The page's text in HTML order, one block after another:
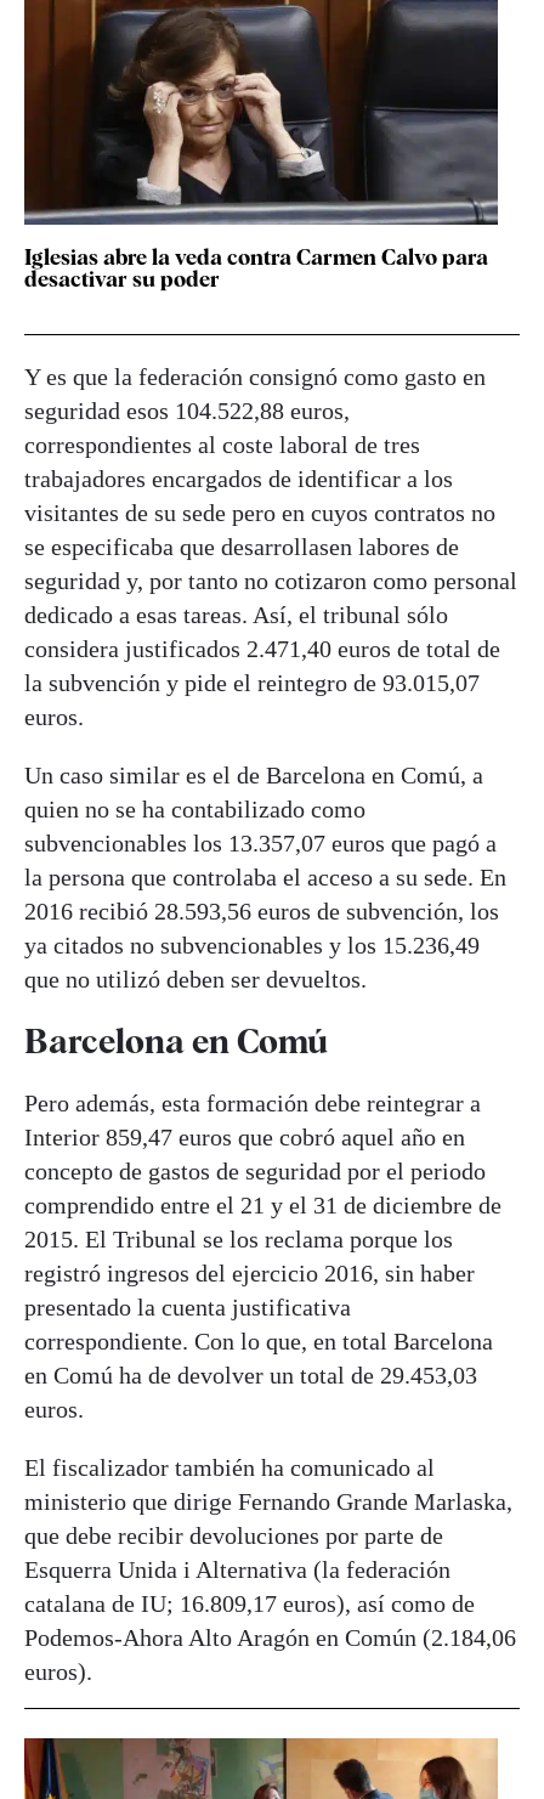
Iglesias abre la veda contra Carmen Calvo para
desactivar su poder
Y es que la federación consignó como gasto en
seguridad esos 104.522,88 euros,
correspondientes al coste laboral de tres
trabajadores encargados de identificar a los
visitantes de su sede pero en cuyos contratos no
se especificaba que desarrollasen labores de
seguridad y, por tanto no cotizaron como personal
dedicado a esas tareas. Así, el tribunal sólo
considera justificados 2.471,40 euros de total de
la subvención y pide el reintegro de 93.015,07
euros.
Un caso similar es el de Barcelona en Comú, a
quien no se ha contabilizado como
subvencionables los 13.357,07 euros que pagó a
la persona que controlaba el acceso a su sede. En
2016 recibió 28.593,56 euros de subvención, los
ya citados no subvencionables y los 15.236,49
que no utilizó deben ser devueltos.
Barcelona en Comú
Pero además, esta formación debe reintegrar a
Interior 859,47 euros que cobró aquel año en
concepto de gastos de seguridad por el periodo
comprendido entre el 21 y el 31 de diciembre de
2015. El Tribunal se los reclama porque los
registró ingresos del ejercicio 2016, sin haber
presentado la cuenta justificativa
correspondiente. Con lo que, en total Barcelona
en Comú ha de devolver un total de 29.453,03
euros.
El fiscalizador también ha comunicado al
ministerio que dirige Fernando Grande Marlaska,
que debe recibir devoluciones por parte de
Esquerra Unida i Alternativa (la federación
catalana de IU; 16.809,17 euros), así como de
Podemos-Ahora Alto Aragón en Común (2.184,06
euros).